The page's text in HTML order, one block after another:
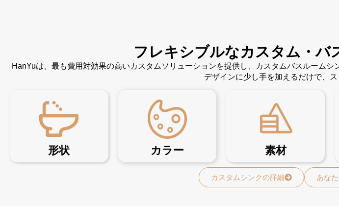
フレキシブルなカスタム・バ
HanYuは、最も費用対効果の高いカスタムソリューションを提供し、カスタムバスルーム
デザインに少し手を加えるだけで、
形状 カラー 素材
カスタムシンクの詳細 あな